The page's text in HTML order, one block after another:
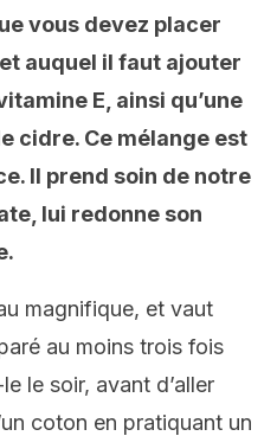
vous devez placer
auquel il faut ajouter
E, ainsi qu’une
cidre. Ce mélange est
Il prend soin de notre
lui redonne son
magnifique, et vaut
au moins trois fois
le soir, avant d’aller
coton en pratiquant un